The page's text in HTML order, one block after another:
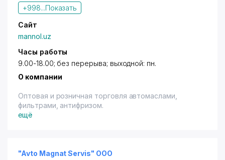
+998...Показать
Сайт
mannol.uz
Часы работы
9.00-18.00; без перерыва; выходной: пн.
О компании
Оптовая и розничная торговля автомаслами,
фильтрами, антифризом.
ещё
"Avto Magnat Servis" ООО